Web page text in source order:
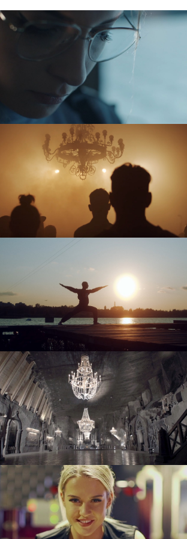
ASP Katowice
reklama
AlterFest 2019
event
EH Street Wear
reklama
Kopalnia Soli “Wieliczka” – Solne
Królestwo
dokument
McFIT Katowice
event reklama